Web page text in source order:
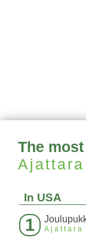
The
Ajattara
In USA
1 Ajattara